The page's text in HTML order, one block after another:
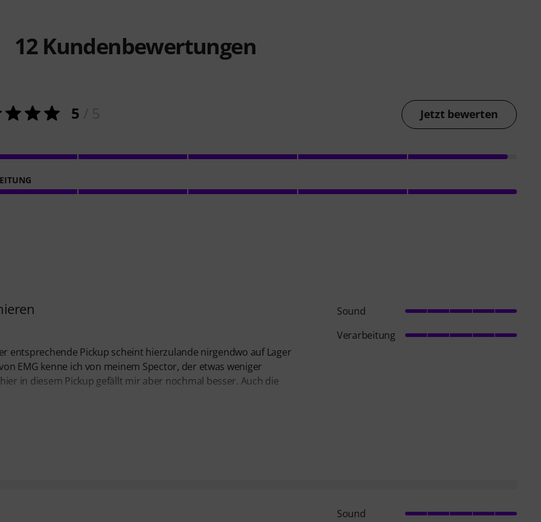
12Kundenbewertungen
5 Jetzt bewerten
entsprechende Pickup scheint hierzulande nirgendwo auf Lager
EMG kenne ich von meinem Spector, der etwas weniger
in diesem Pickup gefällt mir aber nochmal besser. Auch die
Sound
Verarbeitung
Sound